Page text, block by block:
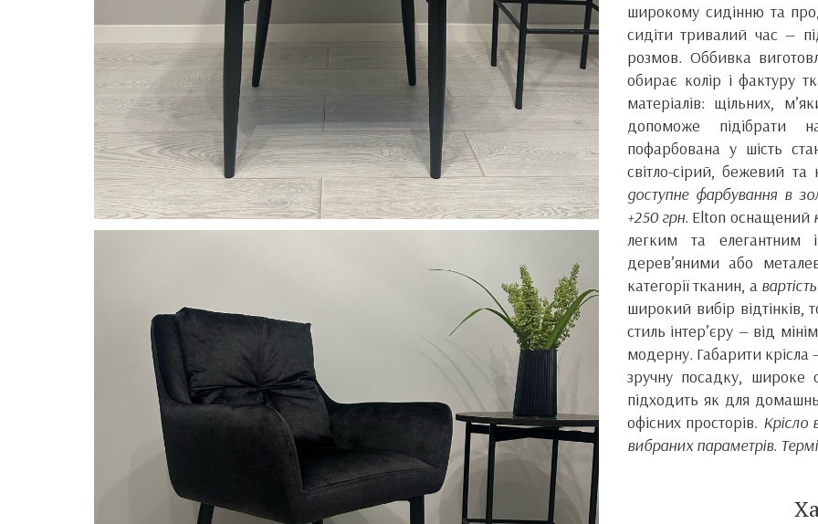
широкому сидінню та
сидіти тривалий час —
розмов. Оббивка
обирає колір і фактуру
матеріалів: щільних,
допоможе підібрати
пофарбована у шість
світло-сірий, бежевий
доступне фарбування в
+250 грн. Elton оснащений
легким та елегантним
дерев’яними або
категорії тканин, а
широкий вибір відтінків,
стиль інтер’єру — від
модерну. Габарити крісла
зручну посадку, широке
підходить як для
офісних просторів. Крісло
вибраних параметрів.